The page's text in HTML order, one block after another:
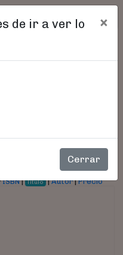
de ir a ver lo
×
Cerrar
ISBN| Título |Autor|Precio